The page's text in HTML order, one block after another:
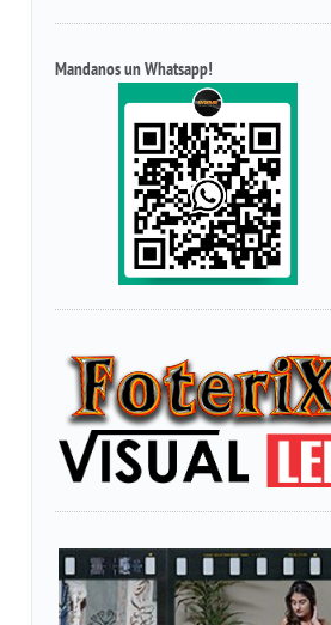
Mandanos un Whatsapp!